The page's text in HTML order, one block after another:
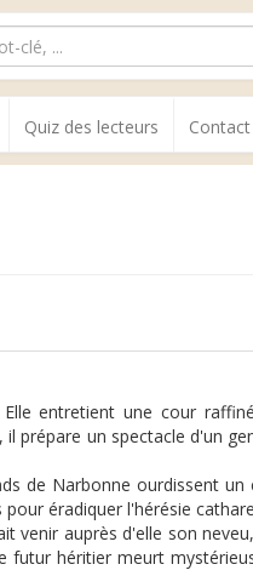
Quiz des lecteurs Contact
entretient une cour
prépare un spectacle d'un
de Narbonne ourdissent
éradiquer l'hérésie
venir auprès d'elle son
futur héritier meurt